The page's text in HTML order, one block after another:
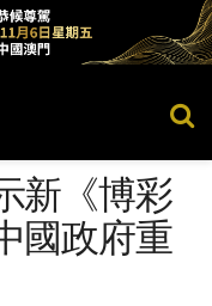
新《博彩
國政府重